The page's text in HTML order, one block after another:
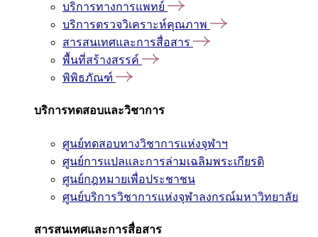
บริการทางการแพทย์
บริการตรวจวิเคราะห์คุณภาพ
สารสนเทศและการสื่อสาร
พื้นที่สร้างสรรค์
พิพิธภัณฑ์
บริการทดสอบและวิชาการ
ศูนย์ทดสอบทางวิชาการแห่งจุฬาฯ
ศูนย์การแปลและการล่ามเฉลิมพระเกียรติ
ศูนย์กฎหมายเพื่อประชาชน
ศูนย์บริการวิชาการแห่งจุฬาลงกรณ์มหาวิทยาลัย
สารสนเทศและการสื่อสาร